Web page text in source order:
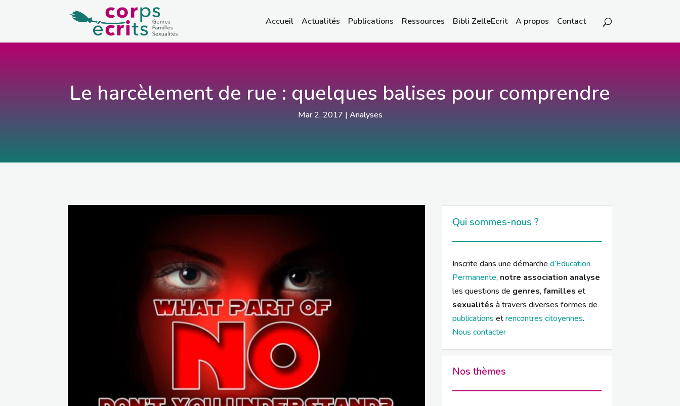
Accueil Actualités Publications Ressources Bibli ZelleEcrit A propos Contact
Le harcèlement de rue : quelques balises pour comprendre
Mar 2, 2017 | Analyses
Qui sommes-nous ?
Inscrite dans une démarche d’Education
Permanente, notre association analyse
les questions de genres,familles et
sexualités à travers diverses formes de
publications etrencontres citoyennes.
Nous contacter
Nos thèmes